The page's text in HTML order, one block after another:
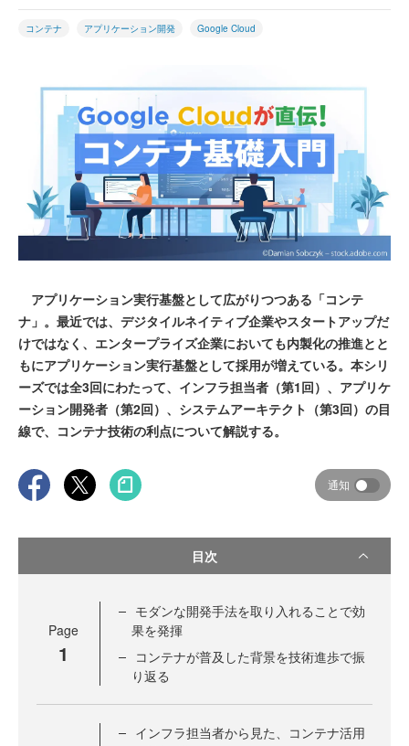
コンテナ アプリケーション開発 Google Cloud
アプリケーション実行基盤として広がりつつある「コンテ
ナ」。最近では、デジタイルネイティブ企業やスタートアップだ
けではなく、エンタープライズ企業においても内製化の推進とと
もにアプリケーション実行基盤として採用が増えている。本シリ
ーズでは全3回にわたって、インフラ担当者（第1回）、アプリケ
ーション開発者（第2回）、システムアーキテクト（第3回）の目
線で、コンテナ技術の利点について解説する。
通知
目次
Page
1
モダンな開発手法を取り入れることで効
果を発揮
コンテナが普及した背景を技術進歩で振
り返る
インフラ担当者から見た、コンテナ活用